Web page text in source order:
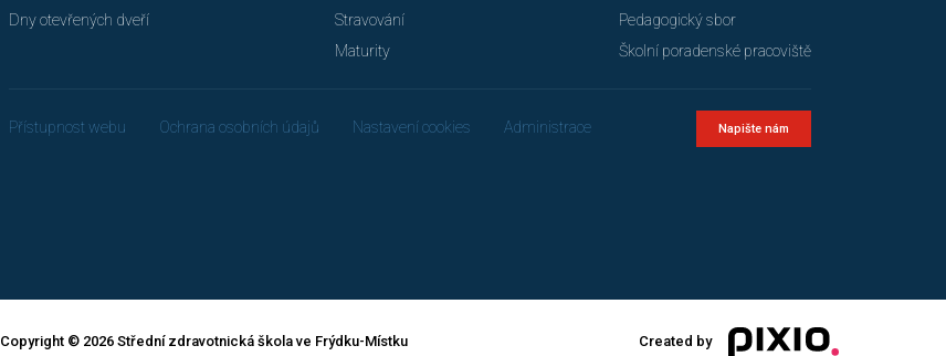
Dny otevřených dveří
Stravování
Maturity
Pedagogický sbor
Školní poradenské pracoviště
Přístupnost webu Ochrana osobních údajů Nastavení cookies Administrace Napište nám
Copyright © 2026 Střední zdravotnická škola ve Frýdku-Místku Created by